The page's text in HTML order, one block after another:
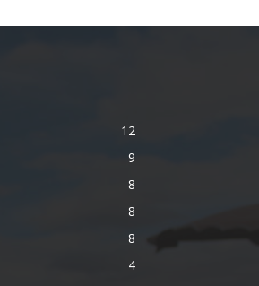
12
9
8
8
8
4